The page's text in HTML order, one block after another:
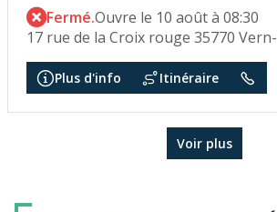
Fermé.Ouvre le 10 août à 08:30
17 rue de la Croix rouge 35770
Plus d'info Itinéraire
Voir plus